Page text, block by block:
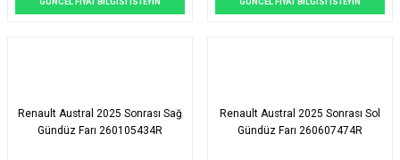
Renault Austral 2025 Sonrası Sağ
Gündüz Farı 260105434R
Renault Austral 2025 Sonrası Sol
Gündüz Farı 260607474R